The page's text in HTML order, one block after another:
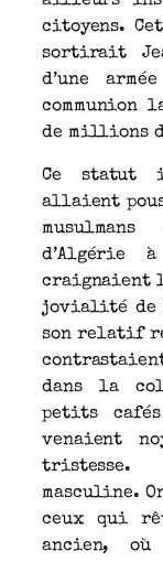
citoyens.
sortirait
d’une
communion
de millions
Ce statut
allaient
d’Algérie
craignaient
jovialité de
son relatif
dans la
petits
venaient
tristesse.
masculine.
ceux qui
ancien,